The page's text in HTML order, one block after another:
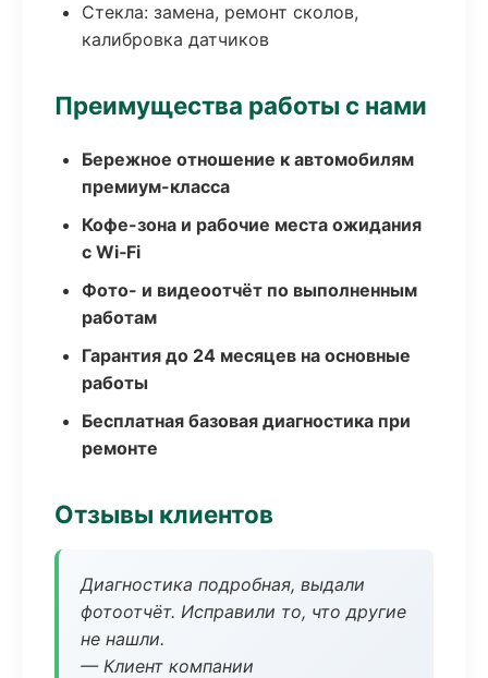
Стекла: замена, ремонт сколов,
калибровка датчиков
Преимущества работы с нами
Бережное отношение к автомобилям
премиум-класса
Кофе-зона и рабочие места ожидания
с Wi‑Fi
Фото- и видеоотчёт по выполненным
работам
Гарантия до 24 месяцев на основные
работы
Бесплатная базовая диагностика при
ремонте
Отзывы клиентов
Диагностика подробная, выдали
фотоотчёт. Исправили то, что другие
не нашли.
— Клиент компании